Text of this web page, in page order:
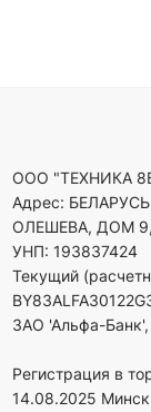
ООО "ТЕХНИКА
Адрес:
ОЛЕШЕВА, ДОМ
УНП: 193837424
Текущий
ЗАО 'Альфа-Банк',
Регистрация в
14.08.2025